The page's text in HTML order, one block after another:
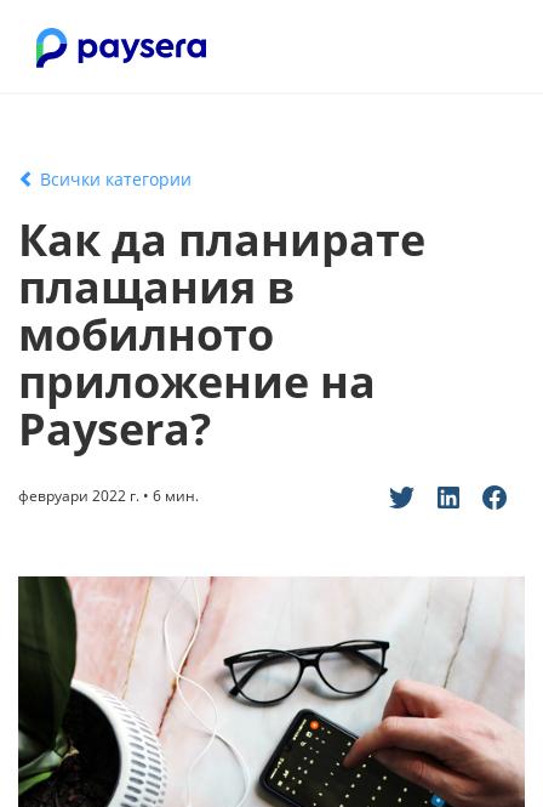
Всички категории
Как да планирате
плащания в
мобилното
приложение на
Paysera?
февруари 2022 г. • 6 мин.